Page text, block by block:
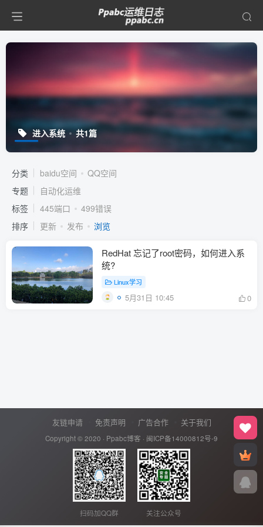
进入系统 共1篇
分类 baidu空间
QQ空间
专题
自动化运维
标签
445端口
499错误
排序
更新 发布 浏览
RedHat 忘记了root密码，如何进入系
统?
Linux学习
5月31日 10:45 0
友链申请 免责声明 广告合作 关于我们
Copyright © 2020 · Ppabc博客 · 闽ICP备14000812号-9
扫码加QQ群 关注公众号